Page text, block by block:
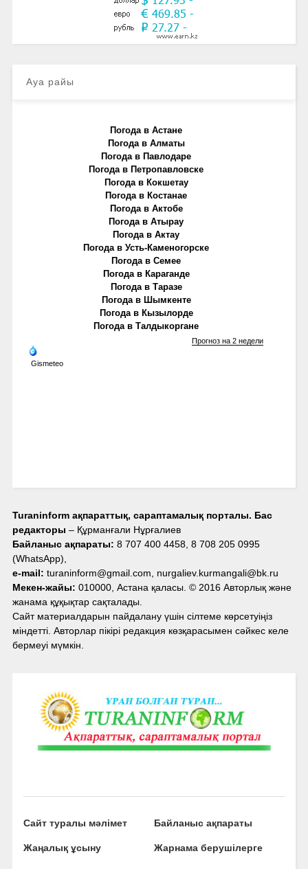
Ауа райы
Погода в Астане
Погода в Алматы
Погода в Павлодаре
Погода в Петропавловске
Погода в Кокшетау
Погода в Костанае
Погода в Актобе
Погода в Атырау
Погода в Актау
Погода в Усть-Каменогорске
Погода в Семее
Погода в Караганде
Погода в Таразе
Погода в Шымкенте
Погода в Кызылорде
Погода в Талдыкоргане
Gismeteo
Прогноз на 2 недели
Turaninform ақпараттық, сараптамалық порталы. Бас
редакторы – Құрманғали Нұрғалиев
Байланыс ақпараты: 8 707 400 4458, 8 708 205 0995
(WhatsApp),
e-mail: turaninform@gmail.com, nurgaliev.kurmangali@bk.ru
Мекен-жайы: 010000, Астана қаласы. © 2016 Авторлық және
жанама құқықтар сақталады.
Сайт материалдарын пайдалану үшін сілтеме көрсетуіңіз
міндетті. Авторлар пікірі редакция көзқарасымен сәйкес келе
бермеуі мүмкін.
Сайт туралы мәлімет Байланыс ақпараты
Жаңалық ұсыну Жарнама берушілерге